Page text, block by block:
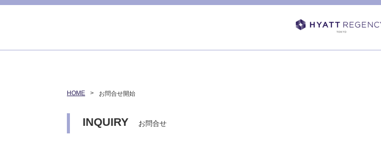
HOME お問合せ開始
INQUIRY お問合せ